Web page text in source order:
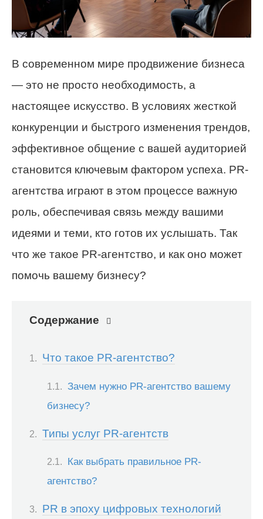
В современном мире продвижение бизнеса
— это не просто необходимость, а
настоящее искусство. В условиях жесткой
конкуренции и быстрого изменения трендов,
эффективное общение с вашей аудиторией
становится ключевым фактором успеха. PR-
агентства играют в этом процессе важную
роль, обеспечивая связь между вашими
идеями и теми, кто готов их услышать. Так
что же такое PR-агентство, и как оно может
помочь вашему бизнесу?
Содержание
Что такое PR-агентство?
Зачем нужно PR-агентство вашему
бизнесу?
Типы услуг PR-агентств
Как выбрать правильное PR-
агентство?
PR в эпоху цифровых технологий